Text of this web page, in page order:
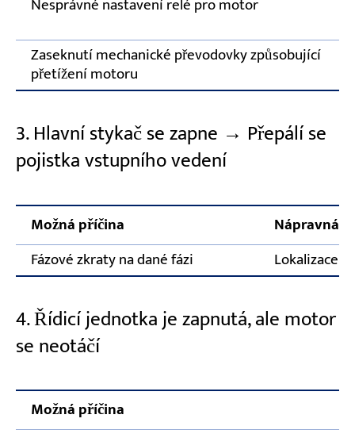
Nesprávné nastavení relé pro motor
Zaseknutí mechanické převodovky způsobující
přetížení motoru
3. Hlavní stykač se zapne → Přepálí se
pojistka vstupního vedení
Možná příčina
Nápravná
Fázové zkraty na dané fázi
Lokalizace
4. Řídicí jednotka je zapnutá, ale motor
se neotáčí
Možná příčina